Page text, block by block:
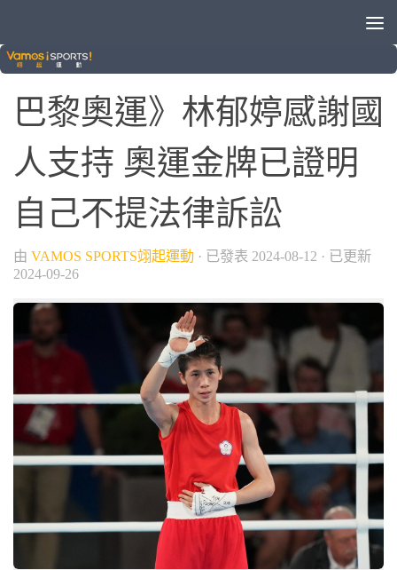
2024巴黎奧運
巴黎奧運》林郁婷感謝國
人支持 奧運金牌已證明
自己不提法律訴訟
由 VAMOS SPORTS翊起運動 · 已發表 2024-08-12 · 已更新
2024-09-26